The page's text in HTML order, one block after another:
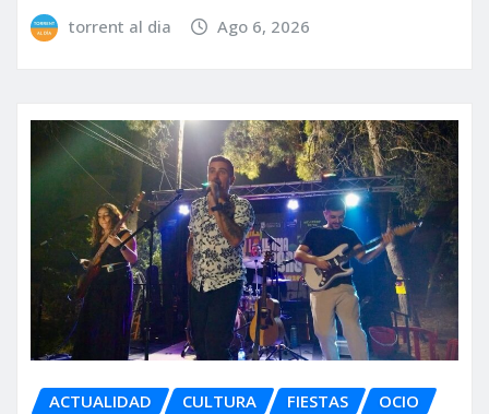
torrent al dia Ago 6, 2026
ACTUALIDAD CULTURA FIESTAS OCIO